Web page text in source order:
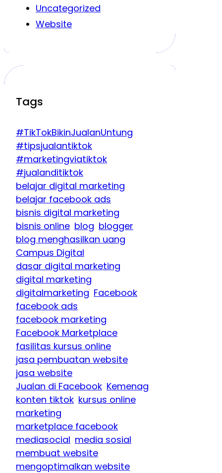
Uncategorized
Website
Tags
#TikTokBikinJualanUntung
#tipsjualantiktok
#marketingviatiktok
#jualanditiktok
belajar digital marketing
belajar facebook ads
bisnis digital marketing
bisnis online blog blogger
blog menghasilkan uang
Campus Digital
dasar digital marketing
digital marketing
digitalmarketing Facebook
facebook ads
facebook marketing
Facebook Marketplace
fasilitas kursus online
jasa pembuatan website
jasa website
Jualan di Facebook Kemenag
konten tiktok kursus online
marketing
marketplace facebook
mediasocial media sosial
membuat website
mengoptimalkan website